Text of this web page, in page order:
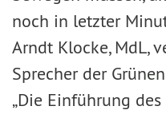
noch in letzter
Arndt Klocke, MdL,
Sprecher der
„Die Einführung